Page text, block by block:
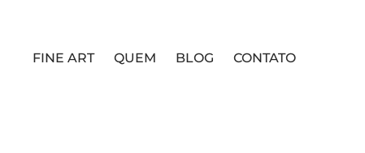
FINE ART QUEM BLOG CONTATO